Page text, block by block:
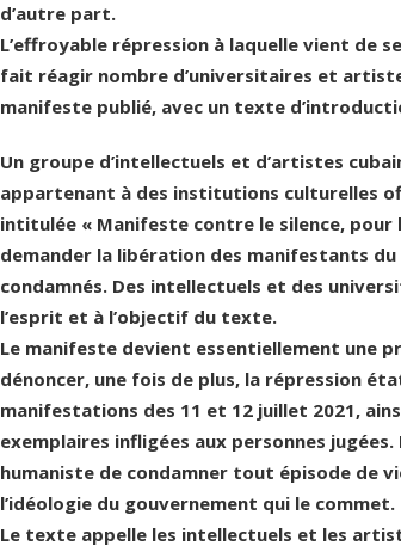
d’autre part.
L’effroyable répression à laquelle vient de
fait réagir nombre d’universitaires et
manifeste publié, avec un texte
Un groupe d’intellectuels et d’artistes
appartenant à des institutions culturelles
intitulée « Manifeste contre le silence,
demander la libération des manifestants
condamnés. Des intellectuels et des
l’esprit et à l’objectif du texte.
Le manifeste devient essentiellement une
dénoncer, une fois de plus, la répression
manifestations des 11 et 12 juillet 2021,
exemplaires infligées aux personnes
humaniste de condamner tout épisode de
l’idéologie du gouvernement qui le commet.
Le texte appelle les intellectuels et les